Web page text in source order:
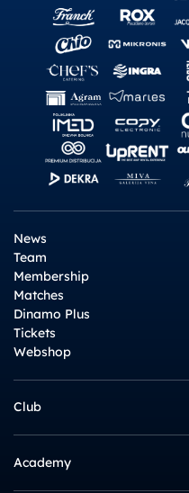
News
Team
Membership
Matches
Dinamo Plus
Tickets
Webshop
Club
Academy